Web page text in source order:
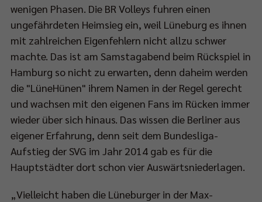
wenigen Phasen. Die BR Volleys fuhren einen
ungefährdeten Heimsieg ein, weil Lüneburg es ihnen
mit zahlreichen Eigenfehlern nicht allzu schwer
machte. Das ist am Samstagabend beim Rückspiel in
Hamburg so nicht zu erwarten, denn daheim werden
die "LüneHünen" ihrem Namen in der Regel gerecht
und wachsen mit den eigenen Fans im Rücken immer
wieder über sich hinaus. Das wissen die Berliner aus
eigener Erfahrung, denn seit dem Bundesliga-
Aufstieg der SVG im Jahr 2014 gab es für die
Hauptstädter dort schon vier Auswärtsniederlagen.
„Vielleicht haben die Lüneburger in der Max-